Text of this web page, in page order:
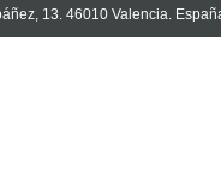
13. 46010 Valencia.